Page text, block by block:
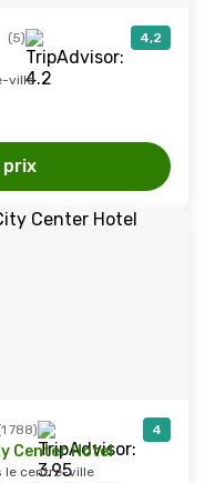
(5) 4,2
ville
prix
788) 4
Center Hotel
le centre-ville